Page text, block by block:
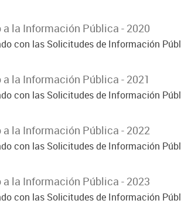
la Información Pública - 2020
con las Solicitudes de Información
la Información Pública - 2021
con las Solicitudes de Información
la Información Pública - 2022
con las Solicitudes de Información
la Información Pública - 2023
con las Solicitudes de Información